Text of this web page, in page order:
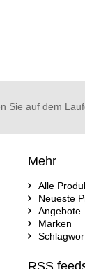
Sie auf dem
Mehr
Alle
Neueste
Angebote
Marken
RSS